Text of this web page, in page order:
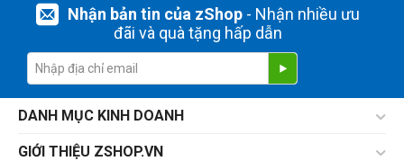
Nhận bản tin của zShop- Nhận nhiều ưu
đãi và quà tặng hấp dẫn
DANH MỤC KINH DOANH
GIỚI THIỆU ZSHOP.VN